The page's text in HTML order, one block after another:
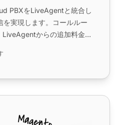
PBXをLiveAgentと統合し
を実現します。コールルー
からの追加料金な
ポートを強化しましょ